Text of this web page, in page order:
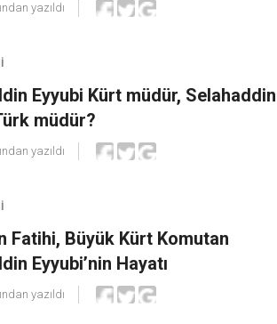
yazıldı
Eyyubi Kürt müdür, Selahaddin
müdür?
yazıldı
Fatihi, Büyük Kürt Komutan
Eyyubi’nin Hayatı
yazıldı